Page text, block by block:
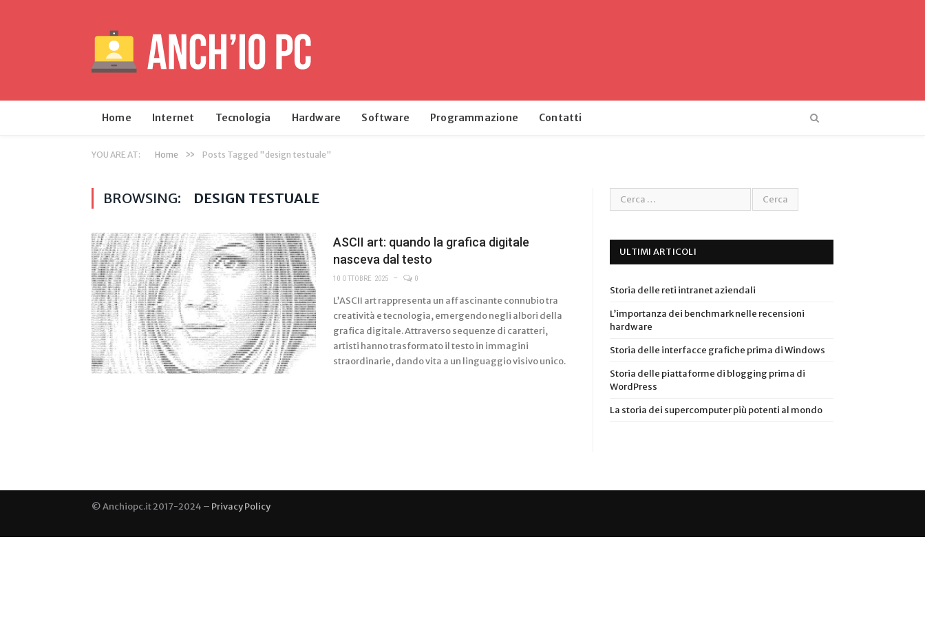
Home Internet Tecnologia Hardware Software Programmazione Contatti
YOU ARE AT: Home » Posts Tagged "design testuale"
BROWSING: DESIGN TESTUALE
ASCII art: quando la grafica digitale
nasceva dal testo
10 OTTOBRE 2025 0
L’ASCII art rappresenta un affascinante connubio tra
creatività e tecnologia, emergendo negli albori della
grafica digitale. Attraverso sequenze di caratteri,
artisti hanno trasformato il testo in immagini
straordinarie, dando vita a un linguaggio visivo unico.
ULTIMI ARTICOLI
Storia delle reti intranet aziendali
L’importanza dei benchmark nelle recensioni
hardware
Storia delle interfacce grafiche prima di Windows
Storia delle piattaforme di blogging prima di
WordPress
La storia dei supercomputer più potenti al mondo
© Anchiopc.it 2017-2024 – Privacy Policy